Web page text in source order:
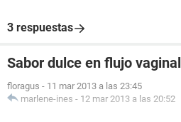
3 respuestas
Sabor dulce en flujo vaginal
floragus - 11 mar 2013 a las 23:45
marlene-ines - 12 mar 2013 a las 20:52